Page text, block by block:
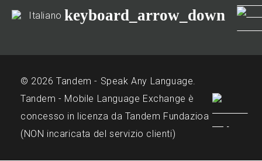
Italiano keyboard_arrow_down
© 2026 Tandem - Speak Any Language.
Tandem - Mobile Language Exchange è
concesso in licenza da Tandem Fundazioa
(NON incaricata del servizio clienti)